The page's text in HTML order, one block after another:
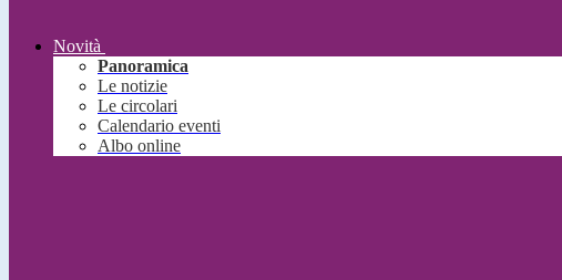
Novità
Panoramica
Le notizie
Le circolari
Calendario eventi
Albo online